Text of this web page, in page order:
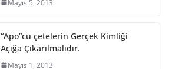
Mayıs 5, 2013
“Apo”cu çetelerin Gerçek Kimliği
Açığa Çıkarılmalıdır.
Mayıs 1, 2013